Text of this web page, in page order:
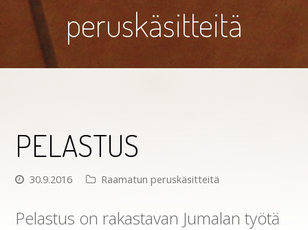
peruskäsitteitä
PELASTUS
30.9.2016 Raamatun peruskäsitteitä
Pelastus on rakastavan Jumalan työtä